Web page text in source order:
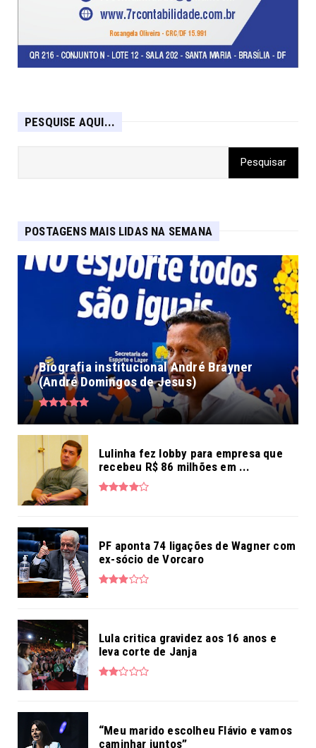
PESQUISE AQUI...
POSTAGENS MAIS LIDAS NA SEMANA
Biografia institucional André Brayner
(André Domingos de Jesus)
Lulinha fez lobby para empresa que
recebeu R$ 86 milhões em ...
PF aponta 74 ligações de Wagner com
ex-sócio de Vorcaro
Lula critica gravidez aos 16 anos e
leva corte de Janja
“Meu marido escolheu Flávio e vamos
caminhar juntos”